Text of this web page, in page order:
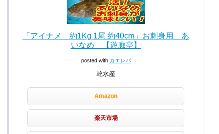
「アイナメ 約1Kg 1尾 約40cm」お刺身用 あ
いなめ 【遊廊亭】
posted with カエレバ
乾水産
Amazon
楽天市場